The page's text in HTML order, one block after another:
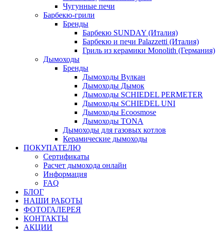
Чугунные печи
Барбекю-грили
Бренды
Барбекю SUNDAY (Италия)
Барбекю и печи Palazzetti (Италия)
Гриль из керамики Monolith (Германия)
Дымоходы
Бренды
Дымоходы Вулкан
Дымоходы Дымок
Дымоходы SCHIEDEL PERMETER
Дымоходы SCHIEDEL UNI
Дымоходы Ecoosmose
Дымоходы TONA
Дымоходы для газовых котлов
Керамические дымоходы
ПОКУПАТЕЛЮ
Сертификаты
Расчет дымохода онлайн
Информация
FAQ
БЛОГ
НАШИ РАБОТЫ
ФОТОГАЛЕРЕЯ
КОНТАКТЫ
АКЦИИ